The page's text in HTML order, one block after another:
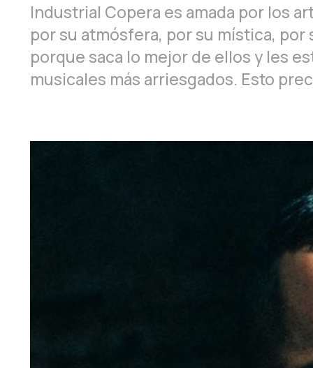
Industrial Copera es amada por los
por su atmósfera, por su mística,
porque saca lo mejor de ellos y les
musicales más arriesgados. Esto